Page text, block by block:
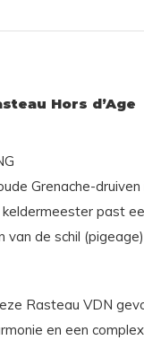
Hors d’Age
Grenache-
past
van de schil
Rasteau VDN
en een